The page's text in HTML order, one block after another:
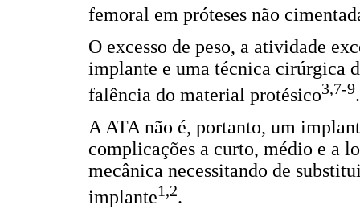
femoral em próteses não
O excesso de peso, a atividade
implante e uma técnica cirúrgica
falência do material protésico3,7-9.
A ATA não é, portanto, um
complicações a curto, médio e a
mecânica necessitando de
implante1,2.